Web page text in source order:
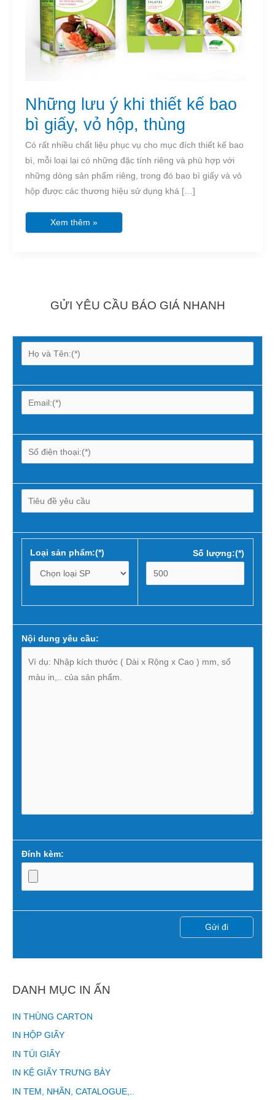
Những lưu ý khi thiết kế bao
bì giấy, vỏ hộp, thùng
Có rất nhiều chất liệu phục vụ cho mục đích thiết kế bao
bì, mỗi loại lại có những đặc tính riêng và phù hợp với
những dòng sản phẩm riêng, trong đó bao bì giấy và vỏ
hộp được các thương hiệu sử dụng khá […]
vỏ
hộp,
thùng
Xem thêm »
GỬI YÊU CẦU BÁO GIÁ NHANH
Loại sản phẩm:(*) Số lượng:(*)
Nội dung yêu cầu:
Đính kèm:
DANH MỤC IN ẤN
IN THÙNG CARTON
IN HỘP GIẤY
IN TÚI GIẤY
IN KỆ GIẤY TRƯNG BÀY
IN TEM, NHÃN, CATALOGUE,..